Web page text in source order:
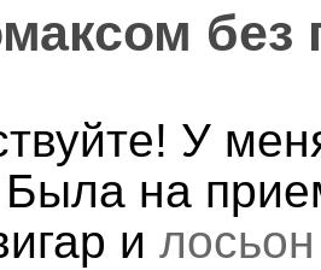
без
У
на
и